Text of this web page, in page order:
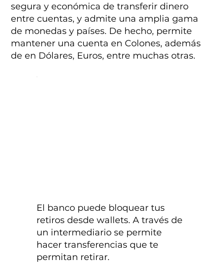
El banco puede bloquear tus
retiros desde wallets. A través de
un intermediario se permite
hacer transferencias que te
permitan retirar.
segura y económica de transferir dinero
entre cuentas, y admite una amplia gama
de monedas y países. De hecho, permite
mantener una cuenta en Colones, además
de en Dólares, Euros, entre muchas otras.